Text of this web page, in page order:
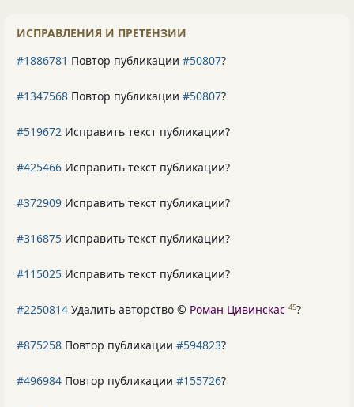
ИСПРАВЛЕНИЯ И ПРЕТЕНЗИИ
#1886781 Повтор публикации #50807?
#1347568 Повтор публикации #50807?
#519672 Исправить текст публикации?
#425466 Исправить текст публикации?
#372909 Исправить текст публикации?
#316875 Исправить текст публикации?
#115025 Исправить текст публикации?
#2250814 Удалить авторство © Роман Цивинскас 45?
#875258 Повтор публикации #594823?
#496984 Повтор публикации #155726?